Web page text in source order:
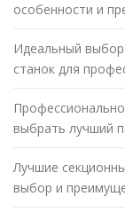
особенности и
Идеальный
станок для
выбрать лучший
Лучшие
выбор и